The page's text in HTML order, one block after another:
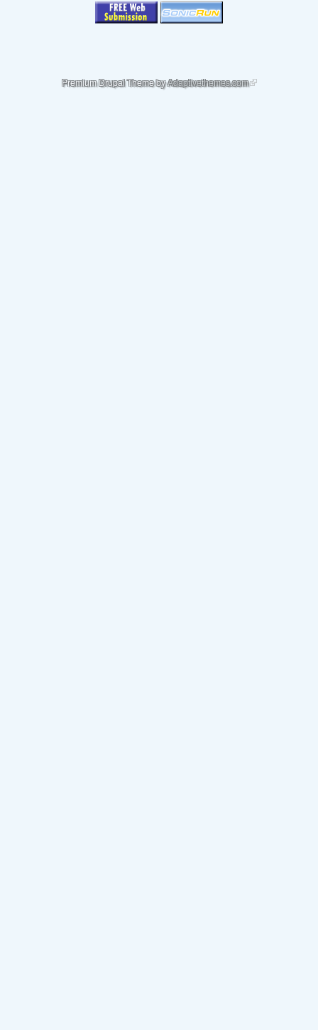
Premium Drupal Theme byAdaptivethemes.com(link is external)